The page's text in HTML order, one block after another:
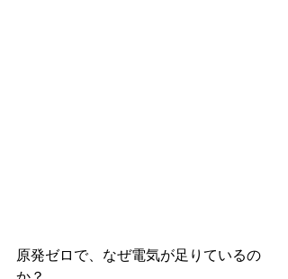
原発ゼロで、なぜ電気が足りているの